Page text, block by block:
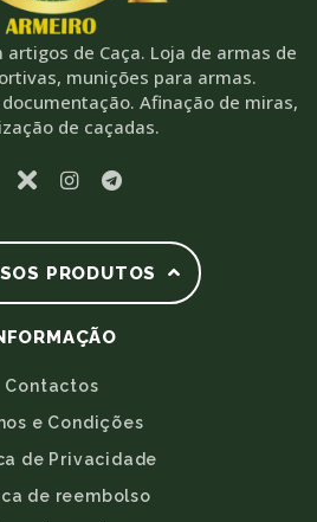
artigos de Caça. Loja de armas de
munições para armas.
Afinação de miras,
de caçadas.
PRODUTOS
Contactos
e Condições
de Privacidade
de reembolso